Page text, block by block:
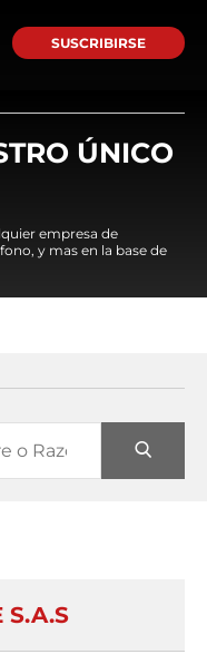
SUSCRIBIRSE
ÚNICO
empresa de
y mas en la base de
S.A.S